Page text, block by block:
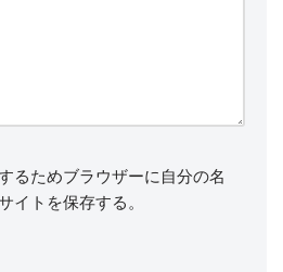
るためブラウザーに自分の名
イトを保存する。